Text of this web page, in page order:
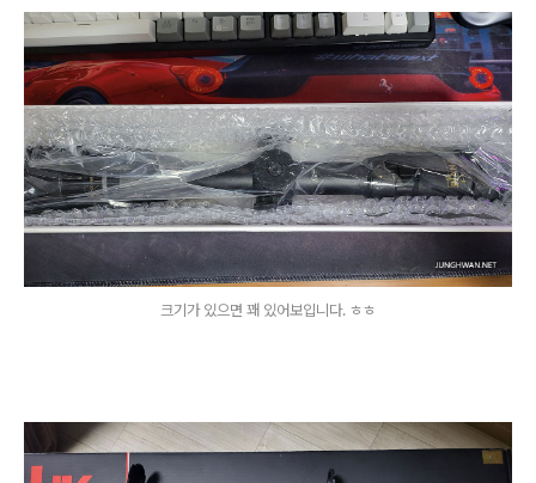
크기가 있으면 꽤 있어보입니다. ㅎㅎ